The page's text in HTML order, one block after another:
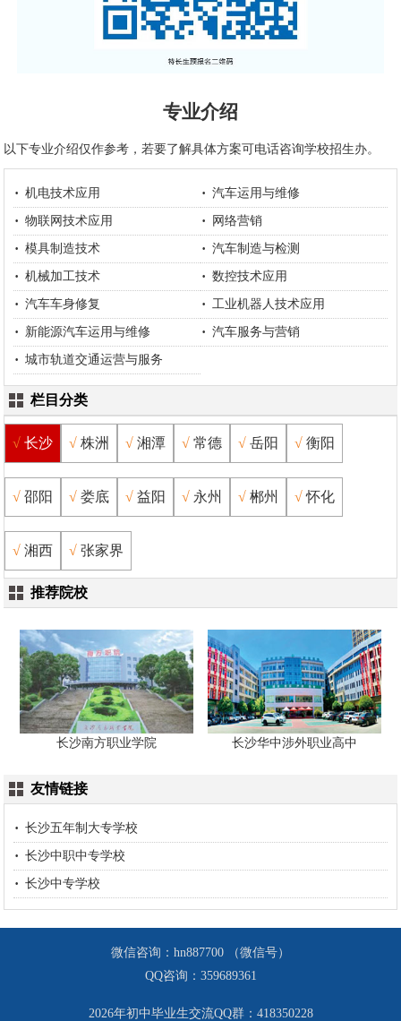
专业介绍
以下专业介绍仅作参考，若要了解具体方案可电话咨询学校招生办。
机电技术应用 汽车运用与维修
物联网技术应用 网络营销
模具制造技术 汽车制造与检测
机械加工技术 数控技术应用
汽车车身修复 工业机器人技术应用
新能源汽车运用与维修 汽车服务与营销
城市轨道交通运营与服务
栏目分类
长沙 株洲 湘潭 常德 岳阳 衡阳
邵阳 娄底 益阳 永州 郴州 怀化
湘西 张家界
推荐院校
长沙南方职业学院 长沙华中涉外职业高中
友情链接
长沙五年制大专学校
长沙中职中专学校
长沙中专学校
微信咨询：hn887700 （微信号）
QQ咨询：359689361
2026年初中毕业生交流QQ群：418350228